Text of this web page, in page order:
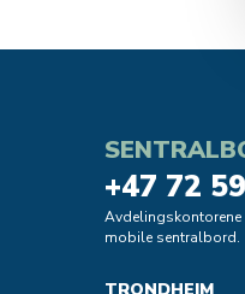
+47 72
mobile sentralbord.